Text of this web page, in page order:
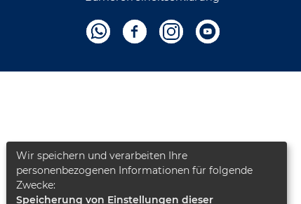
Wir speichern und verarbeiten Ihre
personenbezogenen Informationen für folgende
Zwecke:
Speicherung von Einstellungen dieser